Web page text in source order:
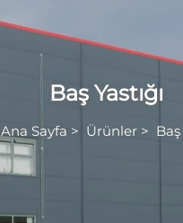
Baş Yastığı
Ana Sayfa > Ürünler > Baş